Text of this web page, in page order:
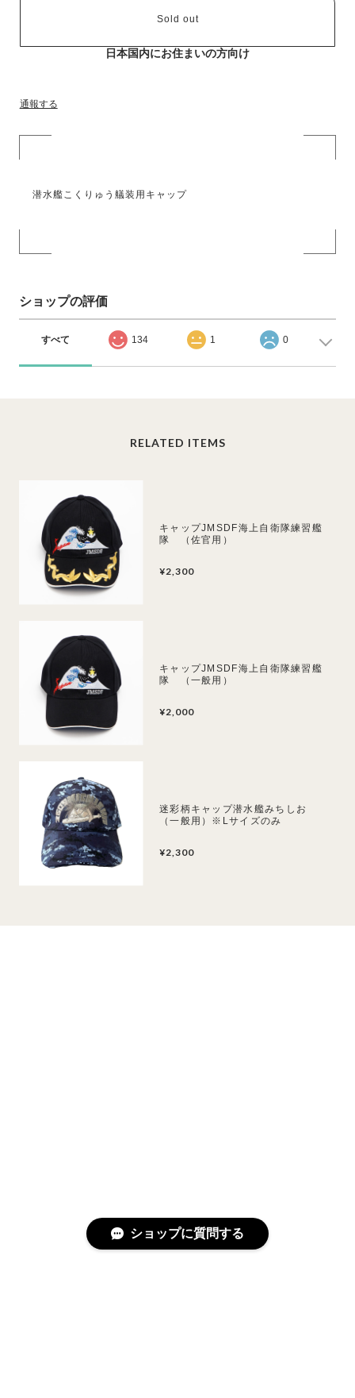
Sold out
日本国内にお住まいの方向け
通報する
潜水艦こくりゅう艤装用キャップ
ショップの評価
すべて 134 1 0
RELATED ITEMS
キャップJMSDF海上自衛隊練習艦
隊 （佐官用）
¥2,300
キャップJMSDF海上自衛隊練習艦
隊 （一般用）
¥2,000
迷彩柄キャップ潜水艦みちしお
（一般用）※Lサイズのみ
¥2,300
ショップに質問する